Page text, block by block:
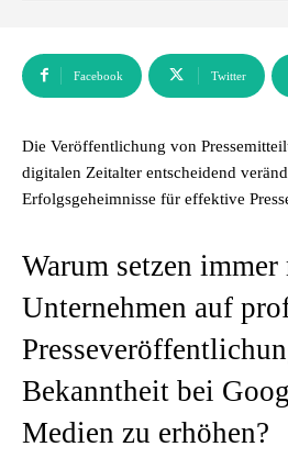
Facebook Twitter
Die Veröffentlichung von
digitalen Zeitalter entscheidend
Erfolgsgeheimnisse für effektive
Warum setzen immer
Unternehmen auf
Bekanntheit bei
Medien zu erhöhen?